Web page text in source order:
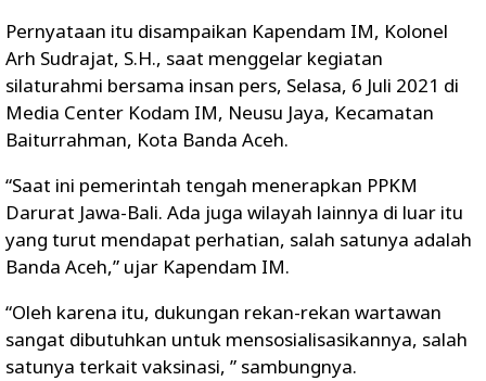
Pernyataan itu disampaikan Kapendam IM, Kolonel
Arh Sudrajat, S.H., saat menggelar kegiatan
silaturahmi bersama insan pers, Selasa, 6 Juli 2021 di
Media Center Kodam IM, Neusu Jaya, Kecamatan
Baiturrahman, Kota Banda Aceh.
“Saat ini pemerintah tengah menerapkan PPKM
Darurat Jawa-Bali. Ada juga wilayah lainnya di luar itu
yang turut mendapat perhatian, salah satunya adalah
Banda Aceh,” ujar Kapendam IM.
“Oleh karena itu, dukungan rekan-rekan wartawan
sangat dibutuhkan untuk mensosialisasikannya, salah
satunya terkait vaksinasi, ” sambungnya.